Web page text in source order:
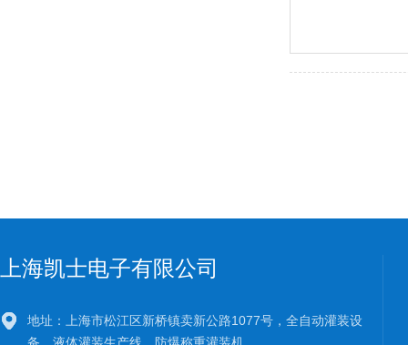
上海凯士电子有限公司
地址：上海市松江区新桥镇卖新公路1077号，全自动灌装设